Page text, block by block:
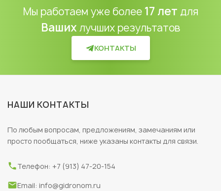
Мы работаем уже более 17 лет для
Ваших лучших результатов
КОНТАКТЫ
НАШИ КОНТАКТЫ
По любым вопросам, предложениям, замечаниям или
просто пообщаться, ниже указаны контакты для связи.
Телефон: +7 (913) 47-20-154
Email: info@gidronom.ru